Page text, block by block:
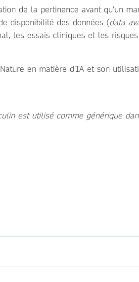
de la pertinence avant qu’un
disponibilité des données (data
les essais cliniques et les risques
en matière d’IA et son
est utilisé comme générique